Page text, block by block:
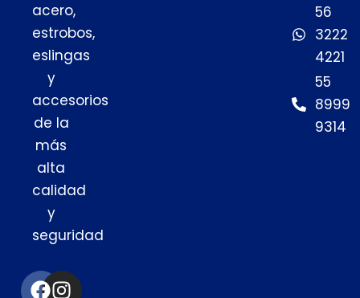
acero,
estrobos,
eslingas
y
accesorios
de la
más
alta
calidad
y
seguridad
Facebook
Instagram
56
3222
4221
55
8999
9314